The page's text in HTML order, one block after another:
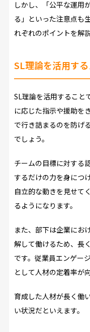
しかし、「公平な運用
る」といった注意点も
れぞれのポイントを解
SL理論を活用す
SL理論を活用すること
に応じた指示や援助を
で行き詰まるのを防げ
でしょう。
チームの目標に対する
するだけの力を身につ
自立的な動きを見せて
るようになります。
また、部下は企業にお
解して働けるため、長
です。従業員エンゲー
として人材の定着率が
育成した人材が長く働
い状況だといえます。